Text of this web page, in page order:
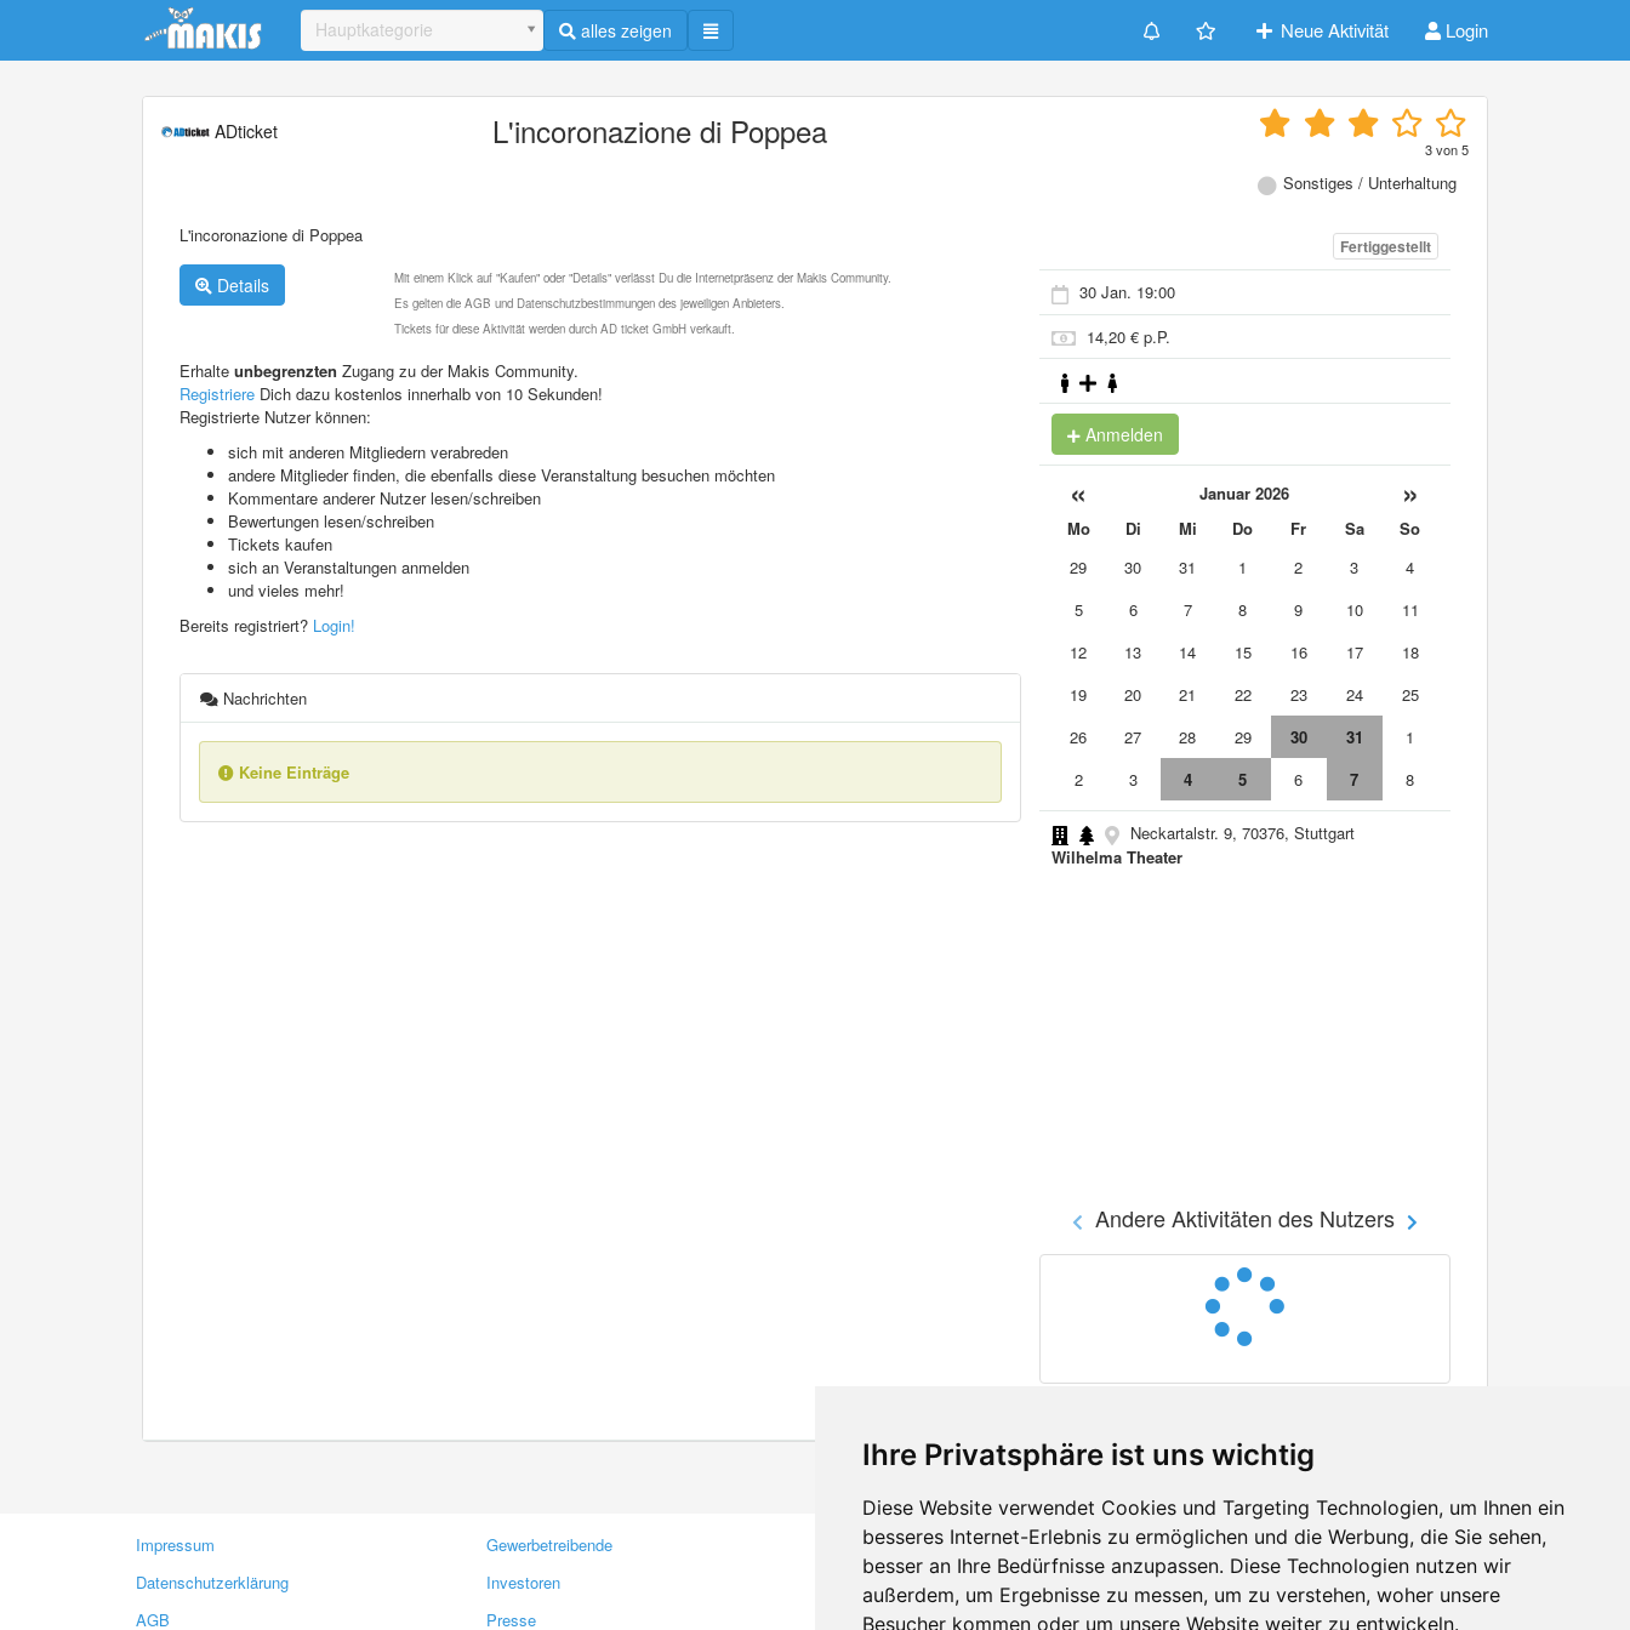
Ihre Privatsphäre ist uns wichtig
Diese Website verwendet Cookies und Targeting Technologien, um Ihnen ein
besseres Internet-Erlebnis zu ermöglichen und die Werbung, die Sie sehen,
besser an Ihre Bedürfnisse anzupassen. Diese Technologien nutzen wir
außerdem, um Ergebnisse zu messen, um zu verstehen, woher unsere
Besucher kommen oder um unsere Website weiter zu entwickeln.
Update cookies preferences
Hauptkategorie alles zeigen Neue Aktivität Login
ADticket L'incoronazione di Poppea 3von5
Sonstiges / Unterhaltung
L'incoronazione di Poppea
Details
Mit einem Klick auf "Kaufen" oder "Details" verlässt Du die Internetpräsenz der Makis Community.
Es gelten die AGB und Datenschutzbestimmungen des jeweiligen Anbieters.
Tickets für diese Aktivität werden durch AD ticket GmbH verkauft.
Erhalte unbegrenzten Zugang zu der Makis Community.
Registriere Dich dazu kostenlos innerhalb von 10 Sekunden!
Registrierte Nutzer können:
sich mit anderen Mitgliedern verabreden
andere Mitglieder finden, die ebenfalls diese Veranstaltung besuchen möchten
Kommentare anderer Nutzer lesen/schreiben
Bewertungen lesen/schreiben
Tickets kaufen
sich an Veranstaltungen anmelden
und vieles mehr!
Bereits registriert? Login!
Nachrichten
Keine Einträge
Fertiggestellt
30 Jan. 19:00
14,20 € p.P.
Anmelden
« Januar 2026 »
Mo Di Mi Do Fr Sa
So
29
30 31 1 2 3
4
5
6 7 8 9 10
11
12
13 14 15 16 17
18
19
20 21 22 23 24
25
26
27 28 29 30 31
1
2
3 4 5 6 7 8
Neckartalstr. 9, 70376, Stuttgart
Wilhelma Theater
Andere Aktivitäten des Nutzers
Impressum
Datenschutzerklärung
AGB
Gewerbetreibende
Investoren
Presse
Kontakt
Feedback
Fehler melden
Facebook
Twitter
YouTube